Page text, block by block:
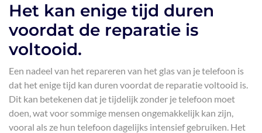
Het kan enige tijd duren
voordat de reparatie is
voltooid.
Een nadeel van het repareren van het glas van je telefoon is
dat het enige tijd kan duren voordat de reparatie voltooid is.
Dit kan betekenen dat je tijdelijk zonder je telefoon moet
doen, wat voor sommige mensen ongemakkelijk kan zijn,
vooral als ze hun telefoon dagelijks intensief gebruiken. Het